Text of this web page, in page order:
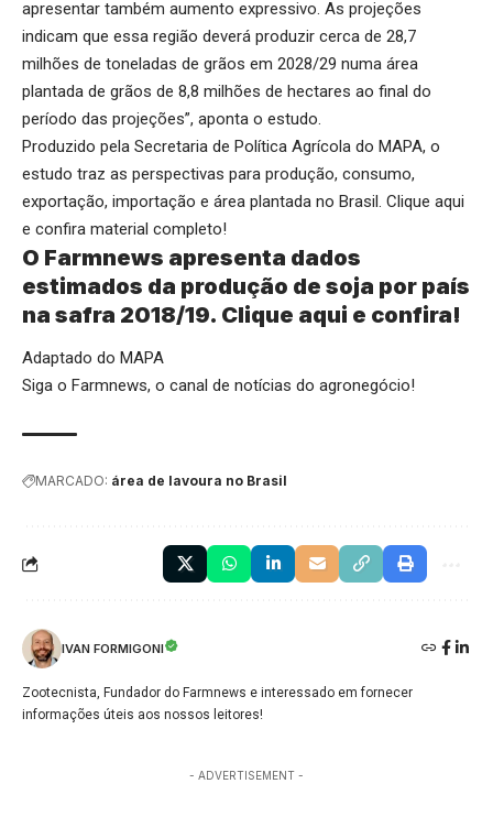
apresentar também aumento expressivo. As projeções
indicam que essa região deverá produzir cerca de 28,7
milhões de toneladas de grãos em 2028/29 numa área
plantada de grãos de 8,8 milhões de hectares ao final do
período das projeções”, aponta o estudo.
Produzido pela Secretaria de Política Agrícola do MAPA, o
estudo traz as perspectivas para produção, consumo,
exportação, importação e área plantada no Brasil. Clique aqui
e confira material completo!
O Farmnews apresenta dados
estimados da produção de soja por país
na safra 2018/19. Clique aqui e confira!
Adaptado do MAPA
Siga o Farmnews, o canal de notícias do agronegócio!
MARCADO: área de lavoura no Brasil
IVAN FORMIGONI
Zootecnista, Fundador do Farmnews e interessado em fornecer
informações úteis aos nossos leitores!
- ADVERTISEMENT -